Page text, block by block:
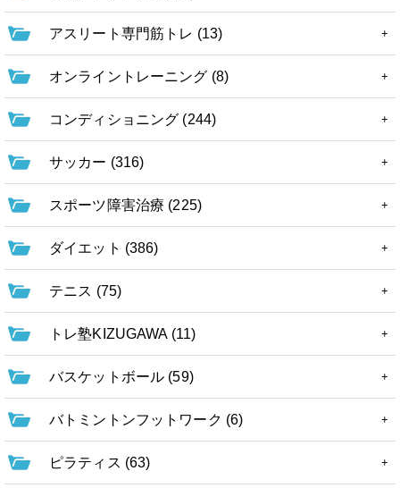
アスリート専門筋トレ (13)
オンライントレーニング (8)
コンディショニング (244)
サッカー (316)
スポーツ障害治療 (225)
ダイエット (386)
テニス (75)
トレ塾KIZUGAWA (11)
バスケットボール (59)
バトミントンフットワーク (6)
ピラティス (63)